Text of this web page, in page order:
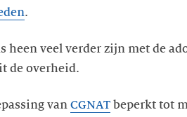
.
heen veel verder zijn met de
de overheid.
van CGNAT beperkt tot